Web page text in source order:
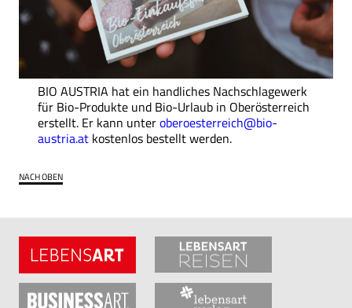
BIO AUSTRIA hat ein handliches Nachschlagewerk
für Bio-Produkte und Bio-Urlaub in Oberösterreich
erstellt. Er kann unteroberoesterreich@bio-
austria.at kostenlos bestellt werden.
NACH OBEN